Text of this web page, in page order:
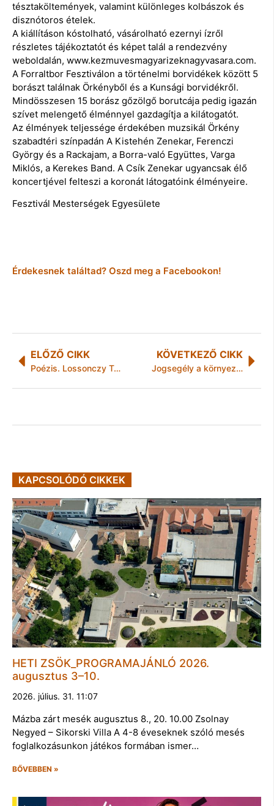
tésztaköltemények, valamint különleges kolbászok és
disznótoros ételek.
A kiállításon kóstolható, vásárolható ezernyi ízről
részletes tájékoztatót és képet talál a rendezvény
weboldalán, www.kezmuvesmagyarizeknagyvasara.com.
A Forraltbor Fesztiválon a történelmi borvidékek között 5
borászt találnak Örkényből és a Kunsági borvidékről.
Mindösszesen 15 borász gőzölgő borutcája pedig igazán
szívet melengető élménnyel gazdagítja a kilátogatót.
Az élmények teljessége érdekében muzsikál Örkény
szabadtéri színpadán A Kistehén Zenekar, Ferenczi
György és a Rackajam, a Borra-való Együttes, Varga
Miklós, a Kerekes Band. A Csík Zenekar ugyancsak élő
koncertjével felteszi a koronát látogatóink élményeire.
Fesztivál Mesterségek Egyesülete
Érdekesnek találtad? Oszd meg a Facebookon!
ELŐZŐ CIKK
Poézis. Lossonczy Tamás kiállítása
KÖVETKEZŐ CIKK
Jogsegély a környezetvédelem segítésére
KAPCSOLÓDÓ CIKKEK
HETI ZSÖK_PROGRAMAJÁNLÓ 2026.
augusztus 3–10.
2026. július. 31. 11:07
Mázba zárt mesék augusztus 8., 20. 10.00 Zsolnay
Negyed – Sikorski Villa A 4-8 éveseknek szóló mesés
foglalkozásunkon játékos formában ismer…
BŐVEBBEN »